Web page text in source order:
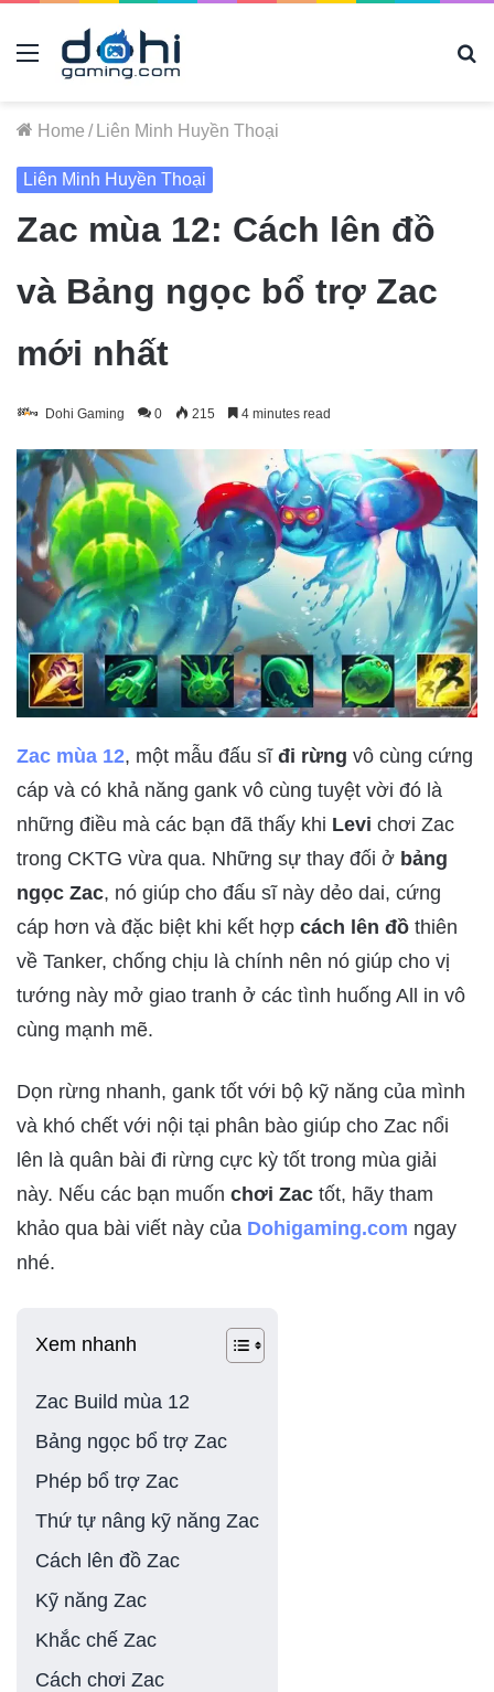
Menu
Home / Liên Minh Huyền Thoại
Liên Minh Huyền Thoại
Zac mùa 12: Cách lên đồ
và Bảng ngọc bổ trợ Zac
mới nhất
Dohi Gaming 0 215 4 minutes read
Zac mùa 12, một mẫu đấu sĩ đi rừng vô cùng cứng
cáp và có khả năng gank vô cùng tuyệt vời đó là
những điều mà các bạn đã thấy khi Levi chơi Zac
trong CKTG vừa qua. Những sự thay đối ở bảng
ngọc Zac, nó giúp cho đấu sĩ này dẻo dai, cứng
cáp hơn và đặc biệt khi kết hợp cách lên đồ thiên
về Tanker, chống chịu là chính nên nó giúp cho vị
tướng này mở giao tranh ở các tình huống All in vô
cùng mạnh mẽ.
Dọn rừng nhanh, gank tốt với bộ kỹ năng của mình
và khó chết với nội tại phân bào giúp cho Zac nổi
lên là quân bài đi rừng cực kỳ tốt trong mùa giải
này. Nếu các bạn muốn chơi Zac tốt, hãy tham
khảo qua bài viết này của Dohigaming.com ngay
nhé.
Xem nhanh
Zac Build mùa 12
Bảng ngọc bổ trợ Zac
Phép bổ trợ Zac
Thứ tự nâng kỹ năng Zac
Cách lên đồ Zac
Kỹ năng Zac
Khắc chế Zac
Cách chơi Zac